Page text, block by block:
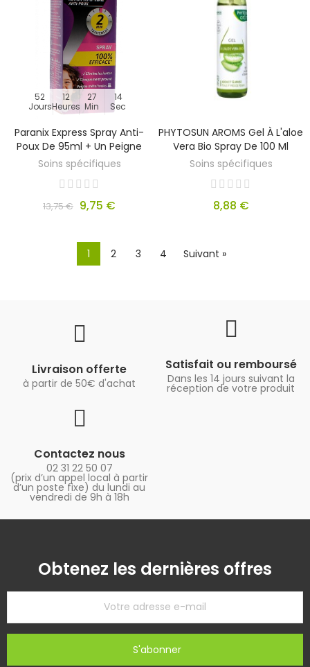
52
Jours
12
Heures
27
Min
14
Sec
Paranix Express Spray Anti-
Poux De 95ml + Un Peigne
Soins spécifiques
13,75 € 9,75 €
PHYTOSUN AROMS Gel À L'aloe
Vera Bio Spray De 100 Ml
Soins spécifiques
8,88 €
1 2 3 4 Suivant »
Livraison offerte
à partir de 50€ d'achat
Satisfait ou remboursé
Dans les 14 jours suivant la
réception de votre produit
Contactez nous
02 31 22 50 07
(prix d’un appel local à partir
d’un poste fixe) du lundi au
vendredi de 9h à 18h
Obtenez les dernières offres
S'abonner